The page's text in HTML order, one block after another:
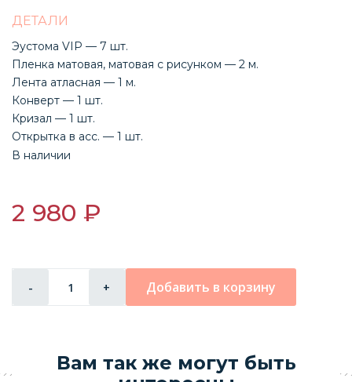
ДЕТАЛИ
Эустома VIP — 7 шт.
Пленка матовая, матовая с рисунком — 2 м.
Лента атласная — 1 м.
Конверт — 1 шт.
Кризал — 1 шт.
Открытка в асс. — 1 шт.
В наличии
2 980 ₽
- + Добавить в корзину
Вам так же могут быть